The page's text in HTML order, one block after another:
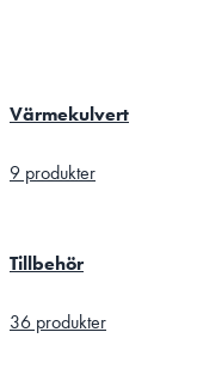
Värmekulvert
9 produkter
Tillbehör
36 produkter